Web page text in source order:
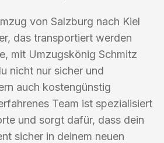
von Salzburg nach Kiel
das transportiert werden
mit Umzugskönig Schmitz
nicht nur sicher und
auch kostengünstig
Team ist spezialisiert
und sorgt dafür, dass dein
sicher in deinem neuen